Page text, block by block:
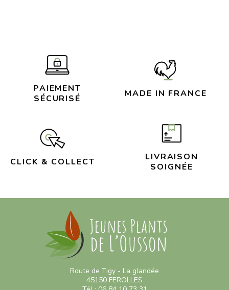
PAIEMENT
SÉCURISÉ
MADE IN FRANCE
CLICK & COLLECT
LIVRAISON
SOIGNÉE
Route de Tigy - La glandée
45150 FEROLLES